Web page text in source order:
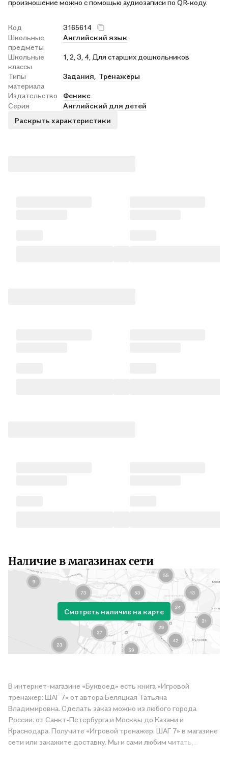
произношение можно с помощью аудиозаписи по QR-коду.
Код
3165614
Школьные
предметы
Английский язык
Школьные
классы
1, 2, 3, 4, Для старших дошкольников
Типы
материала
Задания, Тренажёры
Издательство
Феникс
Серия
Английский для детей
Раскрыть характеристики
Наличие в магазинах сети
Смотреть наличие на карте
В интернет-магазине «Буквоед» есть книга «Игровой
тренажер: ШАГ 7» от автора Беляцкая Татьяна
Владимировна. Сделать заказ можно из любого города
России: от Санкт-Петербурга и Москвы до Казани и
Краснодара. Получите «Игровой тренажер: ШАГ 7» в магазине
сети или закажите доставку. Мы и сами любим читать,